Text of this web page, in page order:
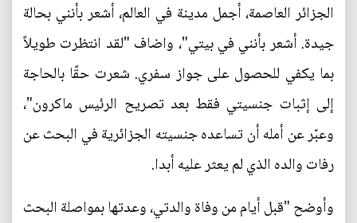
الجزائر العاصمة، أجمل مدينة في العالم، أشعر بأنني بحالة
جيدة. أشعر بأنني في بيتي"، واضاف "لقد انتظرت طويلاً
بما يكفي للحصول على جواز سفري. شعرت حقًا بالحاجة
إلى إثبات جنسيتي فقط بعد تصريح الرئيس ماكرون"،
وعبّر عن أمله أن تساعده جنسيته الجزائرية في البحث عن
رفات والده الذي لم يعثر عليه أبدا.
وأوضح "قبل أيام من وفاة والدتي، وعدتها بمواصلة البحث